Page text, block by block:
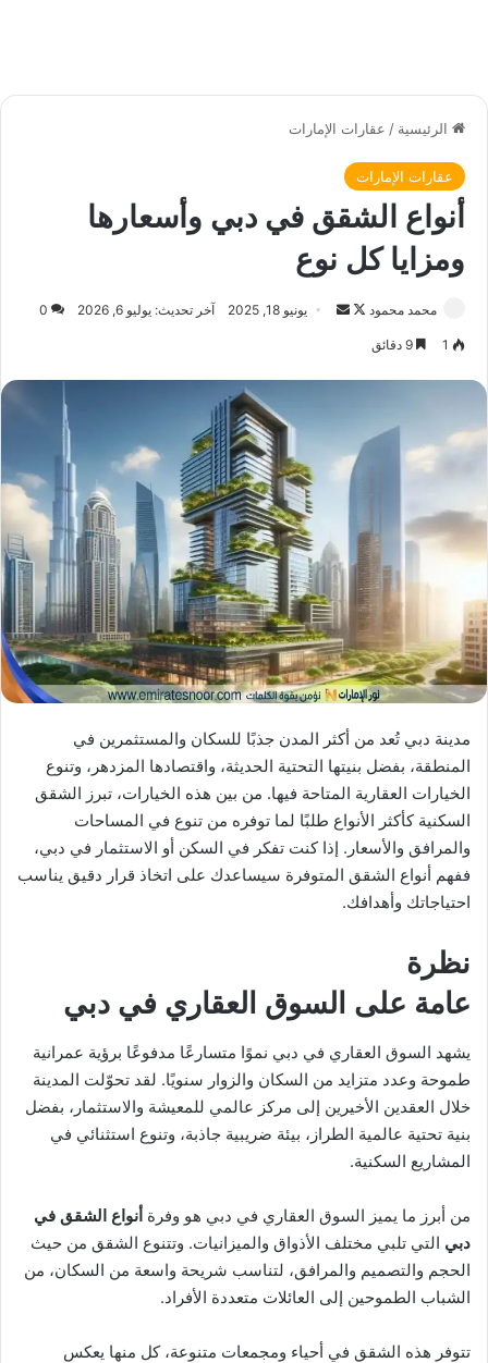
الرئيسية / عقارات الإمارات
عقارات الإمارات
أنواع الشقق في دبي وأسعارها
ومزايا كل نوع
محمد محمود
ت
إ
ل
ك
ت
ر
و
ن
يونيو 18, 2025 آخر تحديث: يوليو 6, 2026 0
1
مدينة دبي تُعد من أكثر المدن جذبًا للسكان والمستثمرين في
المنطقة، بفضل بنيتها التحتية الحديثة، واقتصادها المزدهر، وتنوع
الخيارات العقارية المتاحة فيها. من بين هذه الخيارات، تبرز الشقق
السكنية كأكثر الأنواع طلبًا لما توفره من تنوع في المساحات
والمرافق والأسعار. إذا كنت تفكر في السكن أو الاستثمار في دبي،
ففهم أنواع الشقق المتوفرة سيساعدك على اتخاذ قرار دقيق يناسب
احتياجاتك وأهدافك.
نظرة
عامة على السوق العقاري في دبي
يشهد السوق العقاري في دبي نموًا متسارعًا مدفوعًا برؤية عمرانية
طموحة وعدد متزايد من السكان والزوار سنويًا. لقد تحوّلت المدينة
خلال العقدين الأخيرين إلى مركز عالمي للمعيشة والاستثمار، بفضل
بنية تحتية عالمية الطراز، بيئة ضريبية جاذبة، وتنوع استثنائي في
المشاريع السكنية.
من أبرز ما يميز السوق العقاري في دبي هو وفرة أنواع الشقق في
دبي التي تلبي مختلف الأذواق والميزانيات. وتتنوع الشقق من حيث
الحجم والتصميم والمرافق، لتناسب شريحة واسعة من السكان، من
الشباب الطموحين إلى العائلات متعددة الأفراد.
تتوفر هذه الشقق في أحياء ومجمعات متنوعة، كل منها يعكس